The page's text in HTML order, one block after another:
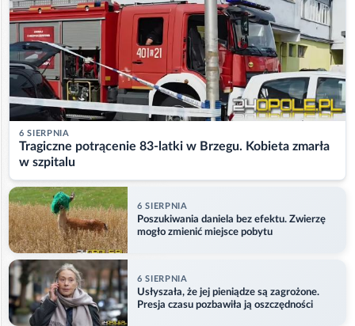
6 SIERPNIA
Tragiczne potrącenie 83-latki w Brzegu. Kobieta zmarła
w szpitalu
6 SIERPNIA
Poszukiwania daniela bez efektu. Zwierzę
mogło zmienić miejsce pobytu
6 SIERPNIA
Usłyszała, że jej pieniądze są zagrożone.
Presja czasu pozbawiła ją oszczędności